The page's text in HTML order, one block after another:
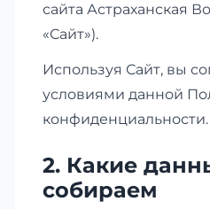
сайта Астраханская
«Сайт»).
Используя Сайт, вы
условиями данной
конфиденциальности.
2. Какие
собираем